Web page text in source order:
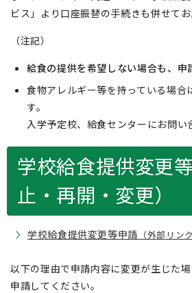
ビス」より口座振替の手続きも併せてお
（注記）
給食の提供を希望しない場合も、申
食物アレルギー等を持っている場合
す。
入学予定校、給食センターにお問い
学校給食提供変更
止・再開・変更）
学校給食提供変更等申請 （外部リンク
以下の理由で申請内容に変更が生じた
申請してください。